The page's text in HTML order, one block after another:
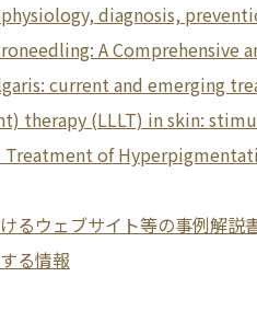
diagnosis,
A Comprehensive
current and emerging
therapy (LLLT) in skin:
Treatment of
るウェブサイト等の事例解説
る情報